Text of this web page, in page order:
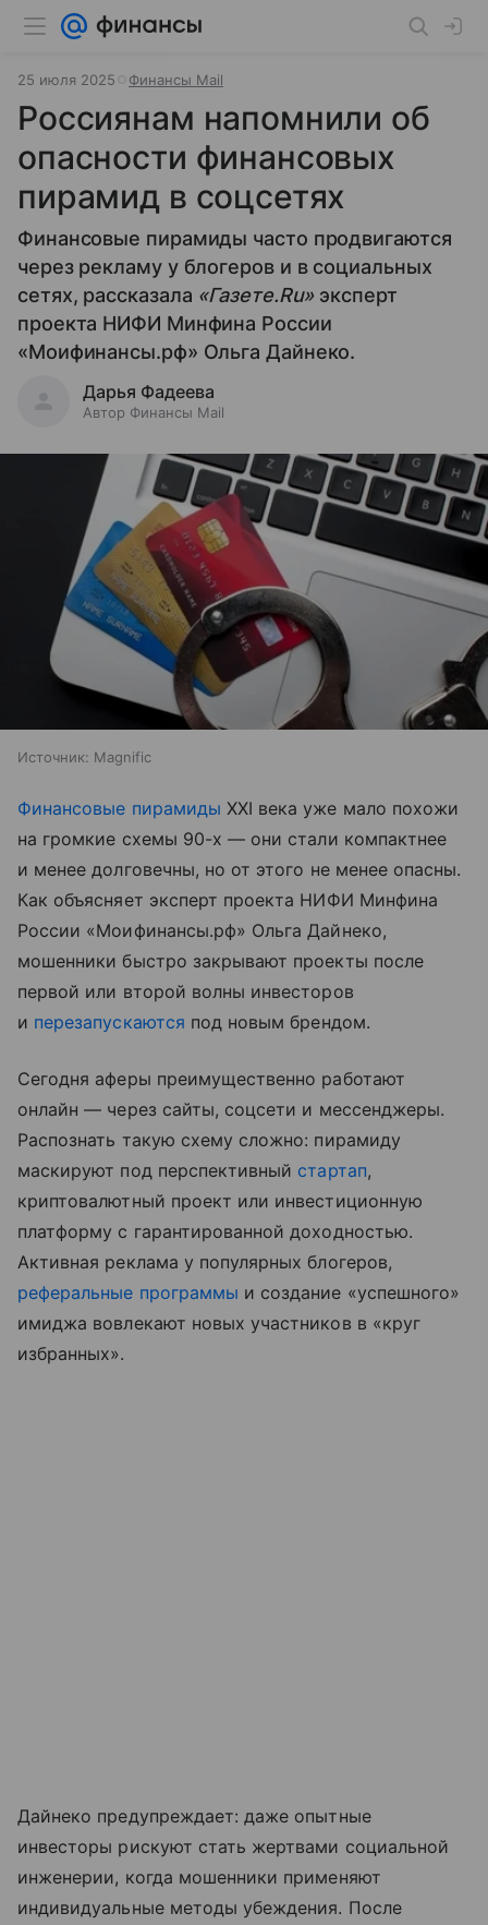
25 июля 2025 Финансы Mail
Россиянам напомнили об
опасности финансовых
пирамид в соцсетях
Финансовые пирамиды часто продвигаются
через рекламу у блогеров и в социальных
сетях, рассказала «Газете.Ru»эксперт
проекта НИФИ Минфина России
«Моифинансы.рф» Ольга Дайнеко.
Дарья Фадеева
Автор Финансы Mail
Источник: Magnific
Финансовые пирамиды XXI века уже мало похожи
на громкие схемы 90-х — они стали компактнее
и менее долговечны, но от этого не менее опасны.
Как объясняет эксперт проекта НИФИ Минфина
России «Моифинансы.рф» Ольга Дайнеко,
мошенники быстро закрывают проекты после
первой или второй волны инвесторов
и перезапускаются под новым брендом.
Сегодня аферы преимущественно работают
онлайн — через сайты, соцсети и мессенджеры.
Распознать такую схему сложно: пирамиду
маскируют под перспективный стартап,
криптовалютный проект или инвестиционную
платформу с гарантированной доходностью.
Активная реклама у популярных блогеров,
реферальные программы и создание «успешного»
имиджа вовлекают новых участников в «круг
избранных».
Дайнеко предупреждает: даже опытные
инвесторы рискуют стать жертвами социальной
инженерии, когда мошенники применяют
индивидуальные методы убеждения. После